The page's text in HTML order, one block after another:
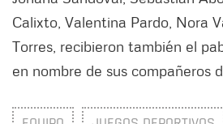
Calixto, Valentina Pardo, Nora
Torres, recibieron también el
en nombre de sus compañeros